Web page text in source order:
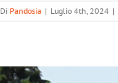
Di Pandosia | Luglio 4th, 2024 |